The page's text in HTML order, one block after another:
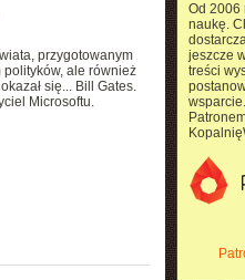
przygotowanym
ale również
się... Bill Gates.
Microsoftu.
Od 2006
naukę.
jeszcze
treści